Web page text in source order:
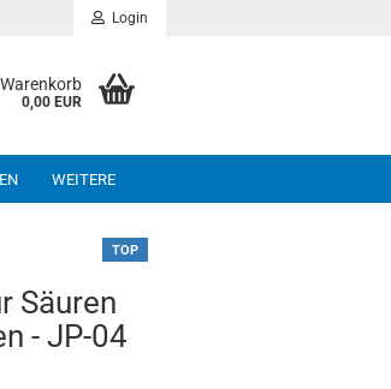
Login
0,00 EUR
WEITERE
TOP
Säu­ren
- JP-04